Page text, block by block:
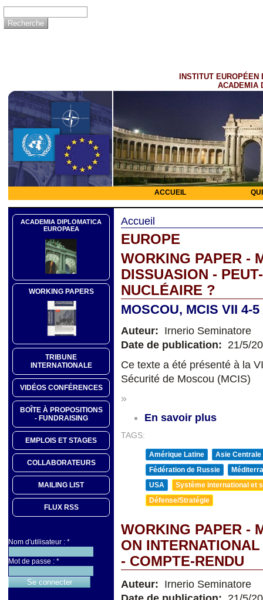
INSTITUT EUROPÉEN
ACADEMIA
ACCUEIL
ACADEMIA DIPLOMATICA
EUROPAEA
WORKING PAPERS
TRIBUNE
INTERNATIONALE
VIDÉOS CONFÉRENCES
BOÎTE À PROPOSITIONS
- FUNDRAISING
EMPLOIS ET STAGES
COLLABORATEURS
MAILING LIST
FLUX RSS
Nom d'utilisateur : *
Mot de passe : *
Accueil
EUROPE
WORKING PAPER -
DISSUASION -
NUCLÉAIRE ?
MOSCOU, MCIS VII 4-
Auteur: Irnerio Seminatore
Date de publication: 21/5/
Ce texte a été présenté à la
Sécurité de Moscou (MCIS)
»
En savoir plus
TAGS:
Amérique Latine
Asie Centrale
Fédération de Russie
USA
Système international et
Défense/Stratégie
WORKING PAPER -
ON
- COMPTE-RENDU
Auteur: Irnerio Seminatore